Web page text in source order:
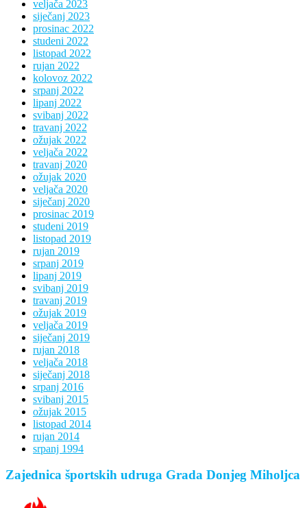
veljača 2023
siječanj 2023
prosinac 2022
studeni 2022
listopad 2022
rujan 2022
kolovoz 2022
srpanj 2022
lipanj 2022
svibanj 2022
travanj 2022
ožujak 2022
veljača 2022
travanj 2020
ožujak 2020
veljača 2020
siječanj 2020
prosinac 2019
studeni 2019
listopad 2019
rujan 2019
srpanj 2019
lipanj 2019
svibanj 2019
travanj 2019
ožujak 2019
veljača 2019
siječanj 2019
rujan 2018
veljača 2018
siječanj 2018
srpanj 2016
svibanj 2015
ožujak 2015
listopad 2014
rujan 2014
srpanj 1994
Zajednica športskih udruga Grada Donjeg Miholjca